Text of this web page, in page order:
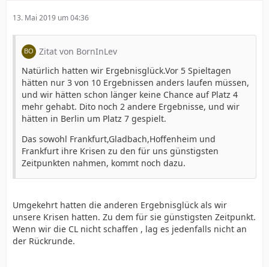
13. Mai 2019 um 04:36
Zitat von BornInLev
Natürlich hatten wir Ergebnisglück.Vor 5 Spieltagen
hätten nur 3 von 10 Ergebnissen anders laufen müssen,
und wir hätten schon länger keine Chance auf Platz 4
mehr gehabt. Dito noch 2 andere Ergebnisse, und wir
hätten in Berlin um Platz 7 gespielt.
Das sowohl Frankfurt,Gladbach,Hoffenheim und
Frankfurt ihre Krisen zu den für uns günstigsten
Zeitpunkten nahmen, kommt noch dazu.
Umgekehrt hatten die anderen Ergebnisglück als wir
unsere Krisen hatten. Zu dem für sie günstigsten Zeitpunkt.
Wenn wir die CL nicht schaffen , lag es jedenfalls nicht an
der Rückrunde.